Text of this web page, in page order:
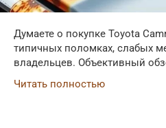
Думаете о покупке Toyota
типичных поломках, слабых
владельцев. Объективный
Читать полностью